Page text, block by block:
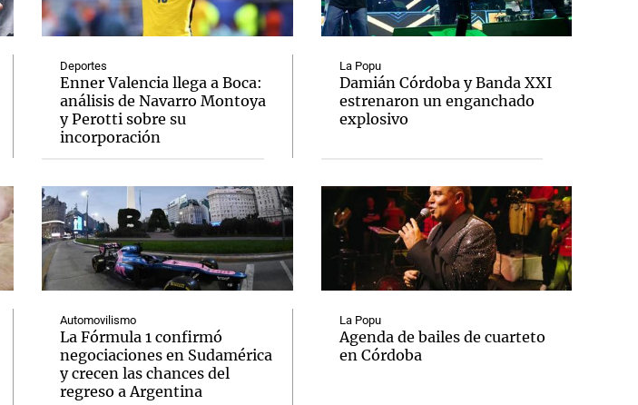
Deportes
Enner Valencia llega a Boca:
análisis de Navarro Montoya
y Perotti sobre su
incorporación
Automovilismo
La Fórmula 1 confirmó
negociaciones en Sudamérica
y crecen las chances del
regreso a Argentina
La Popu
Damián Córdoba y Banda XXI
estrenaron un enganchado
explosivo
La Popu
Agenda de bailes de cuarteto
en Córdoba
de Arequito Cadena 3 en Groenlandia